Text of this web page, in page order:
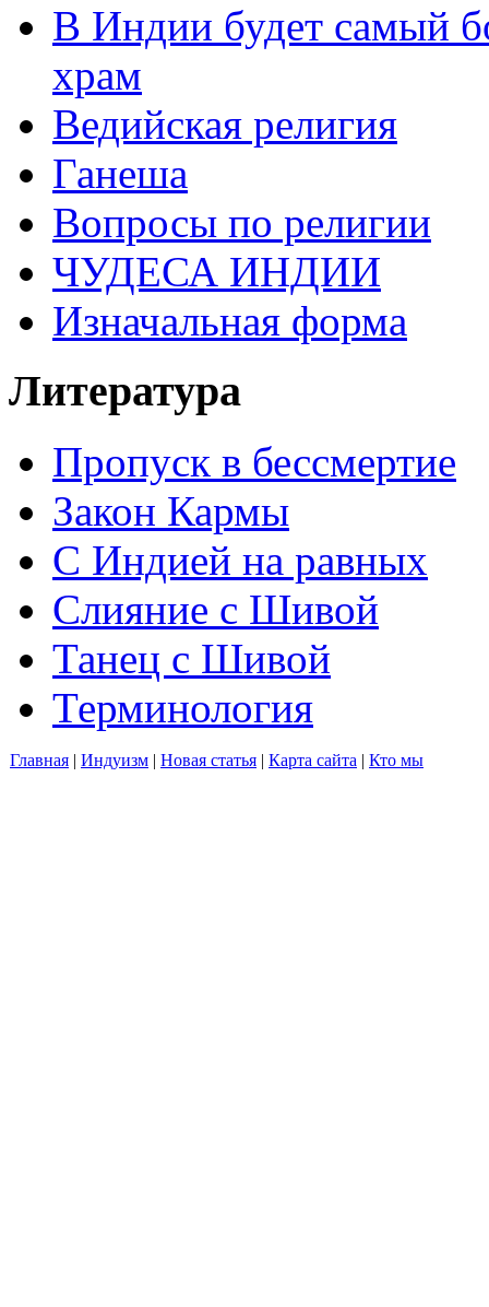
В Индии будет самый
храм
Ведийская религия
Ганеша
Вопросы по религии
ЧУДЕСА ИНДИИ
Изначальная форма
Литература
Пропуск в бессмертие
Закон Кармы
С Индией на равных
Слияние с Шивой
Танец с Шивой
Терминология
Главная | Индуизм | Новая статья | Карта сайта | Кто мы